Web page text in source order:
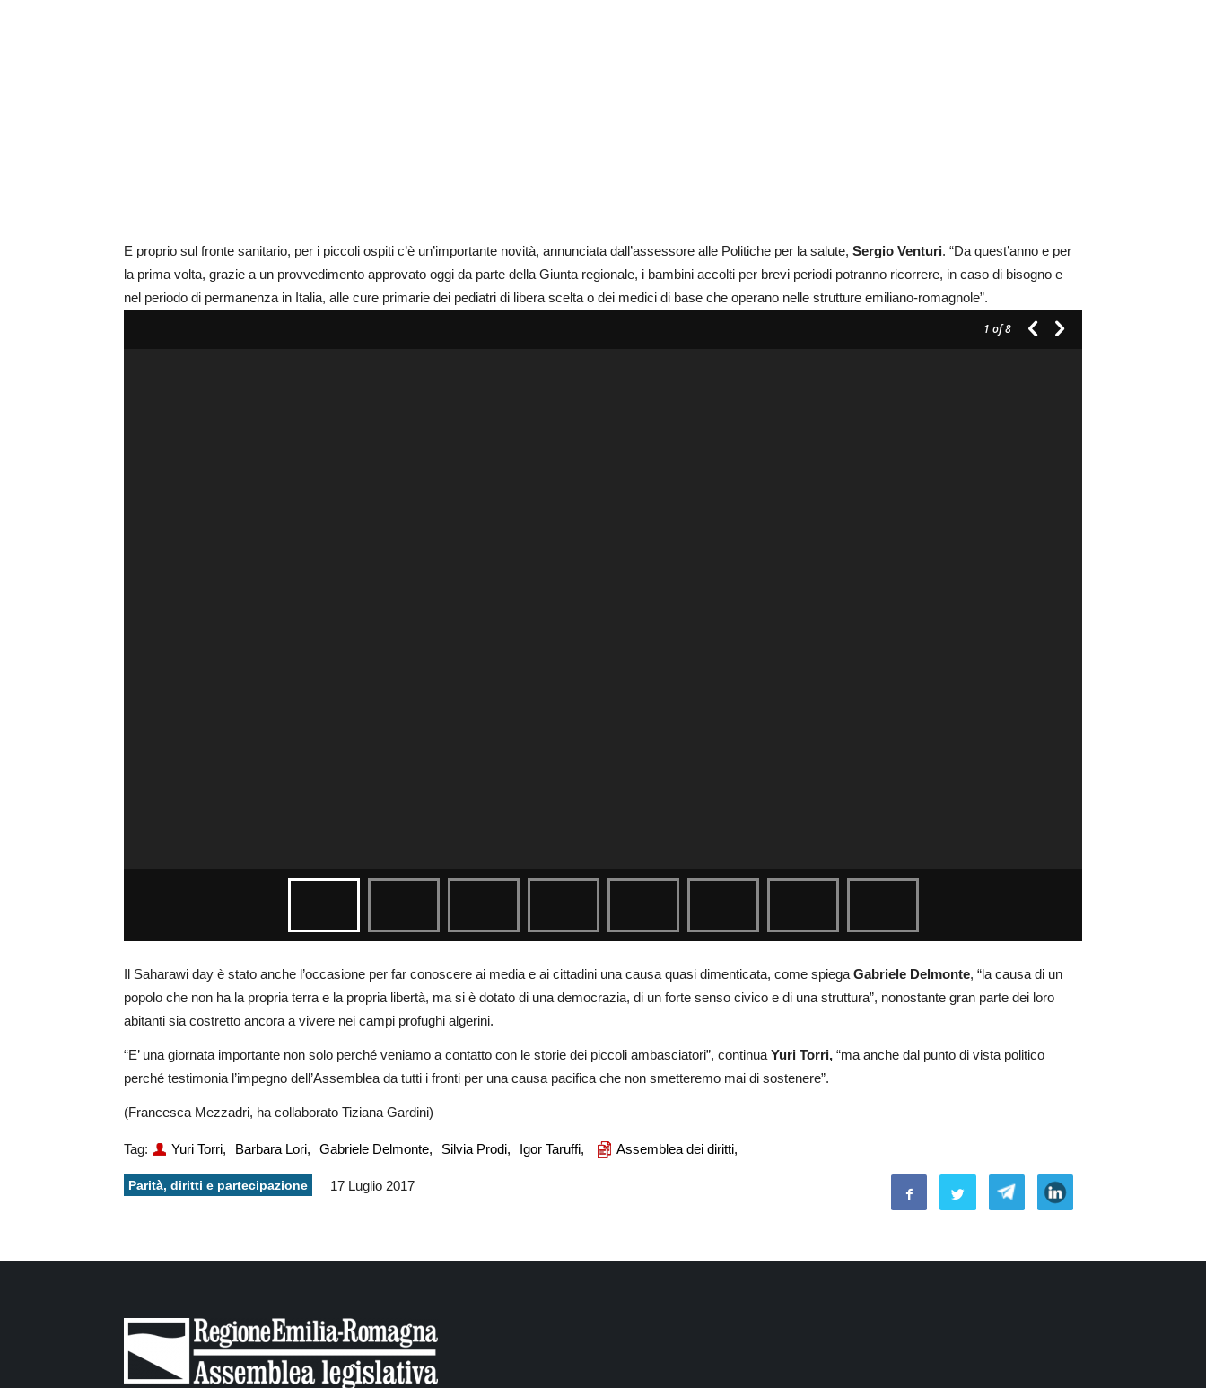
E proprio sul fronte sanitario, per i piccoli ospiti c’è un’importante novità, annunciata dall’assessore alle Politiche per la salute, Sergio Venturi. “Da quest’anno e per
la prima volta, grazie a un provvedimento approvato oggi da parte della Giunta regionale, i bambini accolti per brevi periodi potranno ricorrere, in caso di bisogno e
nel periodo di permanenza in Italia, alle cure primarie dei pediatri di libera scelta o dei medici di base che operano nelle strutture emiliano-romagnole”.
1 of 8
Il Saharawi day è stato anche l’occasione per far conoscere ai media e ai cittadini una causa quasi dimenticata, come spiega Gabriele Delmonte, “la causa di un
popolo che non ha la propria terra e la propria libertà, ma si è dotato di una democrazia, di un forte senso civico e di una struttura”, nonostante gran parte dei loro
abitanti sia costretto ancora a vivere nei campi profughi algerini.
“E’ una giornata importante non solo perché veniamo a contatto con le storie dei piccoli ambasciatori”, continua Yuri Torri, “ma anche dal punto di vista politico
perché testimonia l’impegno dell’Assemblea da tutti i fronti per una causa pacifica che non smetteremo mai di sostenere”.
(Francesca Mezzadri, ha collaborato Tiziana Gardini)
Tag: Yuri Torri, Barbara Lori, Gabriele Delmonte, Silvia Prodi, Igor Taruffi, Assemblea dei diritti,
Parità, diritti e partecipazione 17 Luglio 2017